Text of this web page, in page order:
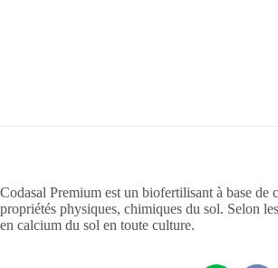
Codasal Premium est un biofertilisant à base de
propriétés physiques, chimiques du sol. Selon
en calcium du sol en toute culture.